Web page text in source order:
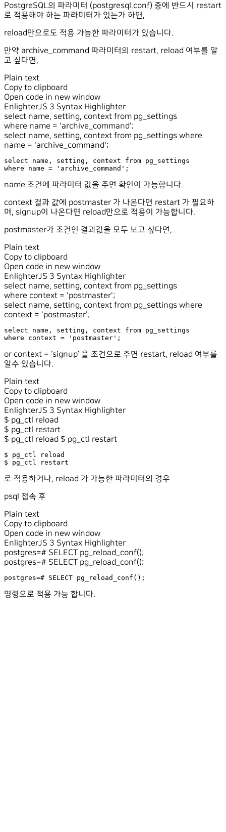
PostgreSQL의 파라미터 (postgresql.conf) 중에 반드시 restart
로 적용해야 하는 파라미터가 있는가 하면,
reload만으로도 적용 가능한 파라미터가 있습니다.
만약 archive_command 파라미터의 restart, reload 여부를 알
고 싶다면,
Plain text
Copy to clipboard
Open code in new window
EnlighterJS 3 Syntax Highlighter
select name, setting, context from pg_settings
where name = 'archive_command';
select name, setting, context from pg_settings where
name = 'archive_command';
select name, setting, context from pg_settings
where name = 'archive_command';
name 조건에 파라미터 값을 주면 확인이 가능합니다.
context 결과 값에 postmaster 가 나온다면 restart 가 필요하
며, signup이 나온다면 reload만으로 적용이 가능합니다.
postmaster가 조건인 결과값을 모두 보고 싶다면,
Plain text
Copy to clipboard
Open code in new window
EnlighterJS 3 Syntax Highlighter
select name, setting, context from pg_settings
where context = 'postmaster';
select name, setting, context from pg_settings where
context = 'postmaster';
select name, setting, context from pg_settings
where context = 'postmaster';
or context = ‘signup’ 을 조건으로 주면 restart, reload 여부를
알수 있습니다.
Plain text
Copy to clipboard
Open code in new window
EnlighterJS 3 Syntax Highlighter
$ pg_ctl reload
$ pg_ctl restart
$ pg_ctl reload $ pg_ctl restart
$ pg_ctl reload
$ pg_ctl restart
로 적용하거나, reload 가 가능한 파라미터의 경우
psql 접속 후
Plain text
Copy to clipboard
Open code in new window
EnlighterJS 3 Syntax Highlighter
postgres=# SELECT pg_reload_conf();
postgres=# SELECT pg_reload_conf();
postgres=# SELECT pg_reload_conf();
명령으로 적용 가능 합니다.